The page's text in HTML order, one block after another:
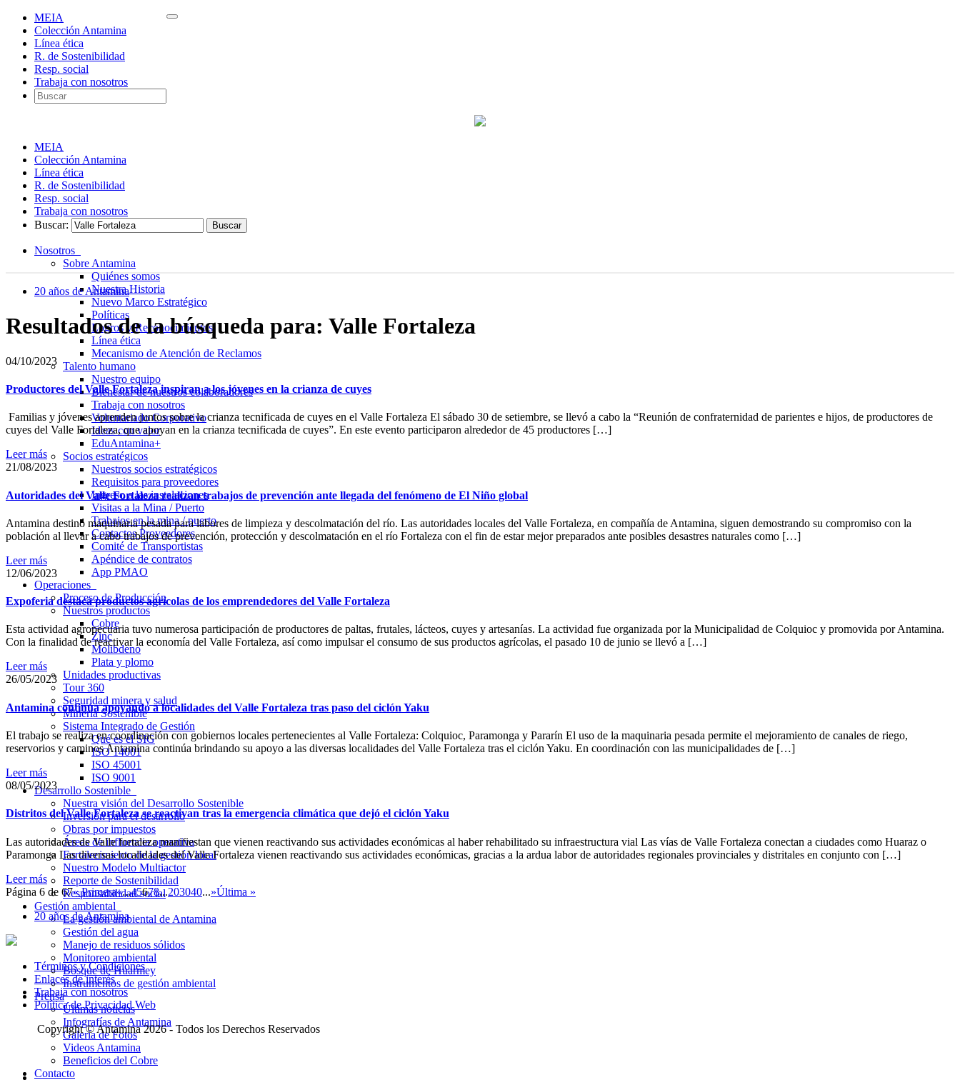
MEIA
Colección Antamina
Línea ética
R. de Sostenibilidad
Resp. social
Trabaja con nosotros
MEIA
Colección Antamina
Línea ética
R. de Sostenibilidad
Resp. social
Trabaja con nosotros
Buscar:
Nosotros
Sobre Antamina
Quiénes somos
Nuestra Historia
Nuevo Marco Estratégico
Políticas
Logros y Reconocimientos
Línea ética
Mecanismo de Atención de Reclamos
Talento humano
Nuestro equipo
Bienestar de nuestros colaboradores
Trabaja con nosotros
Voluntariado Corporativo
Ideas con valor
EduAntamina+
Socios estratégicos
Nuestros socios estratégicos
Requisitos para proveedores
Ingreso a las instalaciones
Visitas a la Mina / Puerto
Trabajos en la mina / puerto
Contactos Proveedores
Comité de Transportistas
Apéndice de contratos
App PMAO
Operaciones
Proceso de Producción
Nuestros productos
Cobre
Zinc
Molibdeno
Plata y plomo
Unidades productivas
Tour 360
Seguridad minera y salud
Minería Sostenible
Sistema Integrado de Gestión
Qué es el SIG
ISO 14001
ISO 45001
ISO 9001
Desarrollo Sostenible
Nuestra visión del Desarrollo Sostenible
Inversión para el desarrollo
Obras por impuestos
Áreas de influencia operativa
Fortalecimiento de la gestión local
Nuestro Modelo Multiactor
Reporte de Sostenibilidad
Responsabilidad social
Gestión ambiental
La gestión ambiental de Antamina
Gestión del agua
Manejo de residuos sólidos
Monitoreo ambiental
Bosque de Huarmey
Instrumentos de gestión ambiental
Prensa
Últimas noticias
Infografías de Antamina
Galería de Fotos
Videos Antamina
Beneficios del Cobre
Contacto
20 años de Antamina
Resultados de la búsqueda para: Valle Fortaleza
04/10/2023
Productores del Valle Fortaleza inspiran a los jóvenes en la crianza de cuyes
Familias y jóvenes aprenden juntos sobre la crianza tecnificada de cuyes en el Valle Fortaleza El sábado 30 de setiembre, se llevó a cabo la “Reunión de confraternidad de parientes e hijos, de productores de
cuyes del Valle Fortaleza, que apoyan en la crianza tecnificada de cuyes”. En este evento participaron alrededor de 45 productores […]
Leer más
21/08/2023
Autoridades del Valle Fortaleza realizan trabajos de prevención ante llegada del fenómeno de El Niño global
Antamina destinó maquinaria pesada para labores de limpieza y descolmatación del río. Las autoridades locales del Valle Fortaleza, en compañía de Antamina, siguen demostrando su compromiso con la
población al llevar a cabo trabajos de prevención, protección y descolmatación en el río Fortaleza con el fin de estar mejor preparados ante posibles desastres naturales como […]
Leer más
12/06/2023
Expoferia destaca productos agrícolas de los emprendedores del Valle Fortaleza
Esta actividad agropecuaria tuvo numerosa participación de productores de paltas, frutales, lácteos, cuyes y artesanías. La actividad fue organizada por la Municipalidad de Colquioc y promovida por Antamina.
Con la finalidad de reactivar la economía del Valle Fortaleza, así como impulsar el consumo de sus productos agrícolas, el pasado 10 de junio se llevó a […]
Leer más
26/05/2023
Antamina continúa apoyando a localidades del Valle Fortaleza tras paso del ciclón Yaku
El trabajo se realiza en coordinación con gobiernos locales pertenecientes al Valle Fortaleza: Colquioc, Paramonga y Pararín El uso de la maquinaria pesada permite el mejoramiento de canales de riego,
reservorios y caminos Antamina continúa brindando su apoyo a las diversas localidades del Valle Fortaleza tras el ciclón Yaku. En coordinación con las municipalidades de […]
Leer más
08/05/2023
Distritos del Valle Fortaleza se reactivan tras la emergencia climática que dejó el ciclón Yaku
Las autoridades de Valle fortaleza manifiestan que vienen reactivando sus actividades económicas al haber rehabilitado su infraestructura vial Las vías de Valle Fortaleza conectan a ciudades como Huaraz o
Paramonga Las diversas localidades del Valle Fortaleza vienen reactivando sus actividades económicas, gracias a la ardua labor de autoridades regionales provinciales y distritales en conjunto con […]
Leer más
Página 6 de 67« Primera«...45678...203040...»Última »
20 años de Antamina
Términos y Condiciones
Enlaces de interés
Trabaja con nosotros
Política de Privacidad Web
Copyright © Antamina 2026 - Todos los Derechos Reservados